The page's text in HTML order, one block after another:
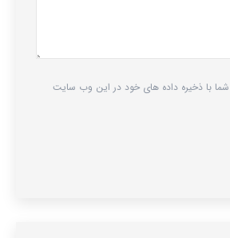
شما با ذخیره داده های خود در این وب سایت